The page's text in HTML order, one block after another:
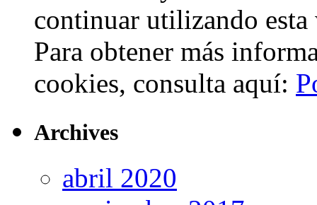
continuar utilizando esta
Para obtener más
cookies, consulta aquí:
Archives
abril 2020